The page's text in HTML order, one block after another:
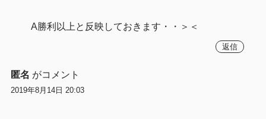
A勝利以上と反映しておきます・・＞＜
返信
匿名 がコメント
2019年8月14日 20:03